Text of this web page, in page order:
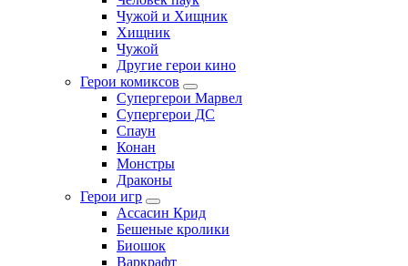
Чужой и Хищник
Хищник
Чужой
Другие герои кино
Герои комиксов
Супергерои Марвел
Супергерои ДС
Спаун
Конан
Монстры
Драконы
Герои игр
Ассасин Крид
Бешеные кролики
Биошок
Варкрафт